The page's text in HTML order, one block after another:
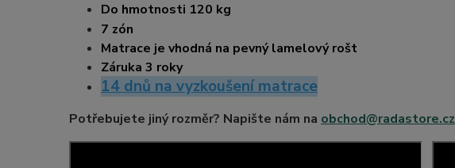
Do hmotnosti 120 kg
7 zón
Matrace je vhodná na pevný lamelový rošt
Záruka 3 roky
14 dnů na vyzkoušení matrace
Potřebujete jiný rozměr? Napište nám na obchod@radastore.cz